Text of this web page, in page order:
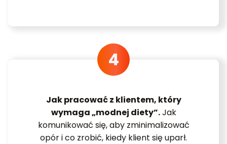
Jak pracować z klientem, który
wymaga „modnej diety”.Jak
komunikować się, aby zminimalizować
opór i co zrobić, kiedy klient się uparł.